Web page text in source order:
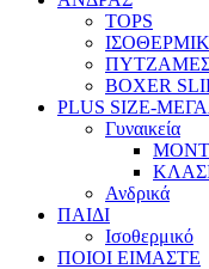
TOPS
BOXER
PLUS SIZE-
Γυναικεία
Ανδρικά
ΠΑΙΔΙ
Ισοθερμικό
ΠΟΙΟΙ ΕΙΜΑΣΤΕ